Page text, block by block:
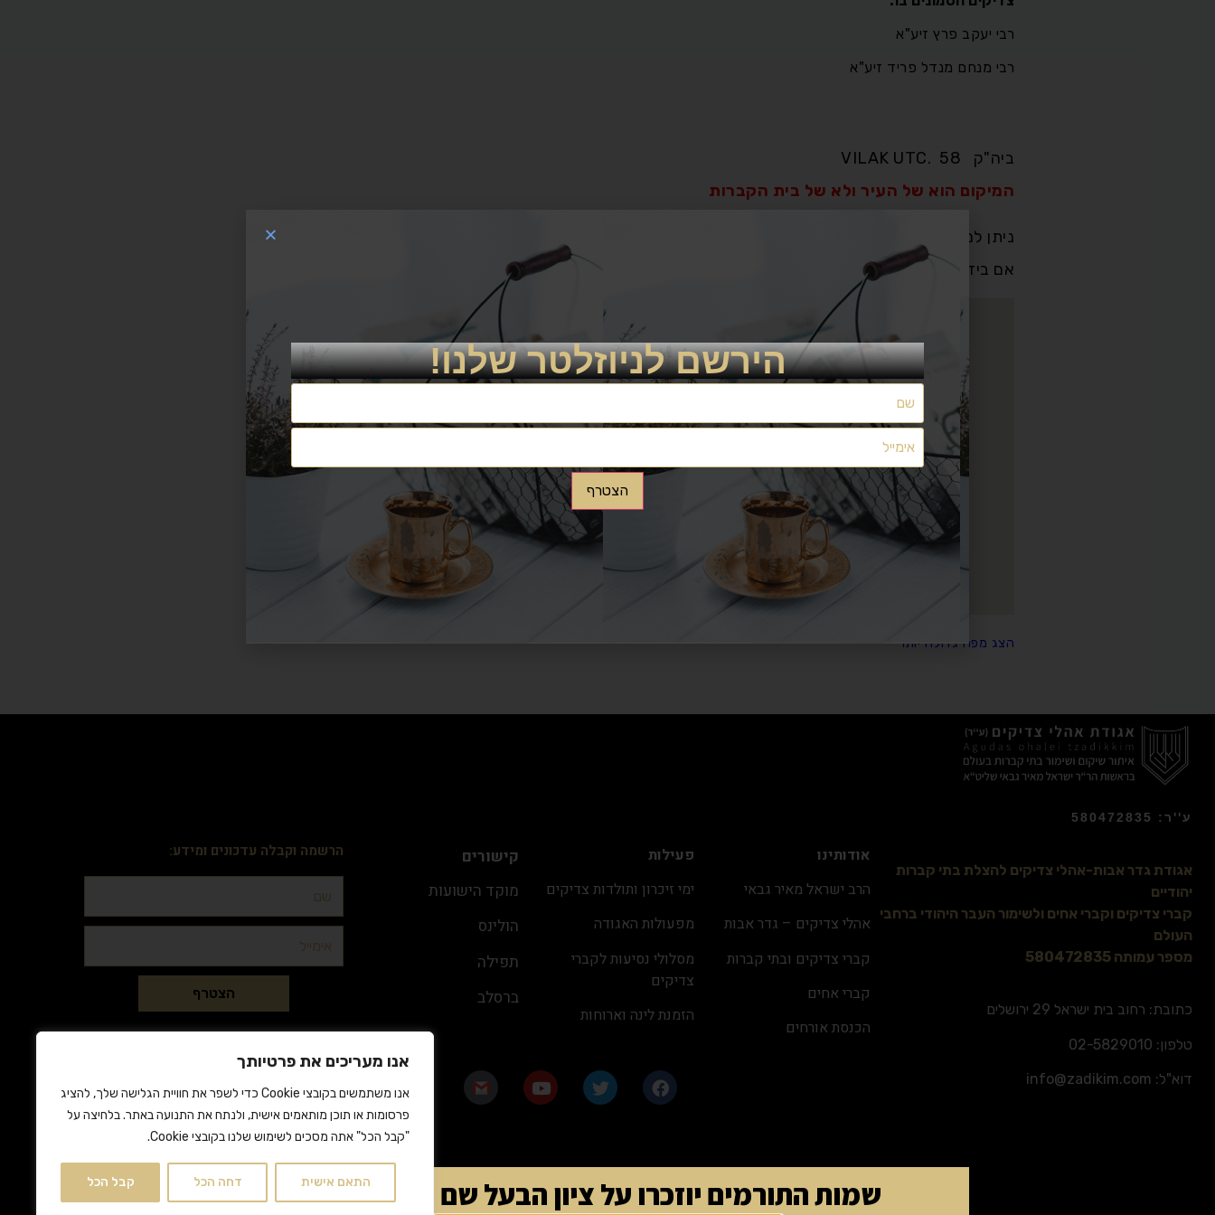
אנו מעריכים את פרטיותך
אנו משתמשים בקובצי Cookie כדי לשפר את חוויית הגלישה שלך, להציג
פרסומות או תוכן מותאמים אישית, ולנתח את התנועה באתר. בלחיצה על
"קבל הכל" אתה מסכים לשימוש שלנו בקובצי Cookie.
התאם אישית דחה הכל קבל הכל
רבי יעקב פרץ זיע"א
רבי מנחם מנדל פריד זיע"א
ביה"ק VILAK UTC. 58
המיקום הוא של העיר ולא של בית הקברות
ניתן למצוא רק מיקום ותמונות עבור מיקום זה
אם בידכם מידע היסטורי עבור עיר זו שלחו לנו info@zadikim.com
הצג מפה גדולה יותר
ע''ר: 580472835
אגודת גדר אבות-אהלי צדיקים להצלת בתי קברות
יהודיים
קברי צדיקים וקברי אחים ולשימור העבר היהודי ברחבי
העולם
מספר עמותה 580472835
כתובת: רחוב בית ישראל 29 ירושלים
טלפון: 02-5829010
דוא"ל: info@zadikim.com
אודותינו
הרב ישראל מאיר גבאי
אהלי צדיקים – גדר אבות
קברי צדיקים ובתי קברות
קברי אחים
הכנסת אורחים
פעילות
ימי זיכרון ותולדות צדיקים
מפעולות האגודה
מסלולי נסיעות לקברי
צדיקים
הזמנת לינה וארוחות
קישורים
מוקד הישועות
הולינס
תפילה
ברסלב
הרשמה וקבלה עדכונים ומידע:
הצטרף
מצאתם משהו שלא מתפקד כמצופה? יש לכם הצעות ייעול?
הירשם לניוזלטר שלנו!
הצטרף
שמות התורמים יוזכרו על ציון הבעל שם טוב זי"ע